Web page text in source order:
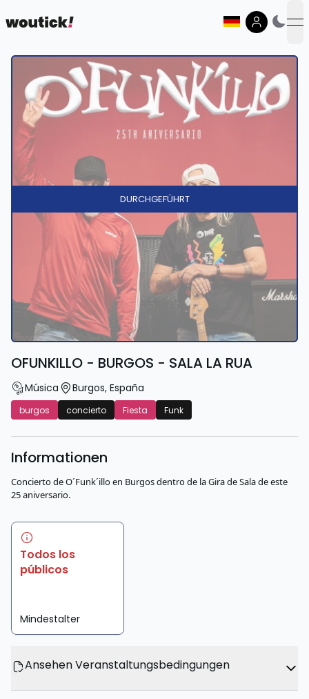
DURCHGEFÜHRT
OFUNKILLO - BURGOS - SALA LA RUA
Música Burgos, España
burgos concierto Fiesta Funk
Informationen
Concierto de O´Funk´illo en Burgos dentro de la Gira de Sala de este
25 aniversario.
Todos los
públicos
Mindestalter
Ansehen Veranstaltungsbedingungen